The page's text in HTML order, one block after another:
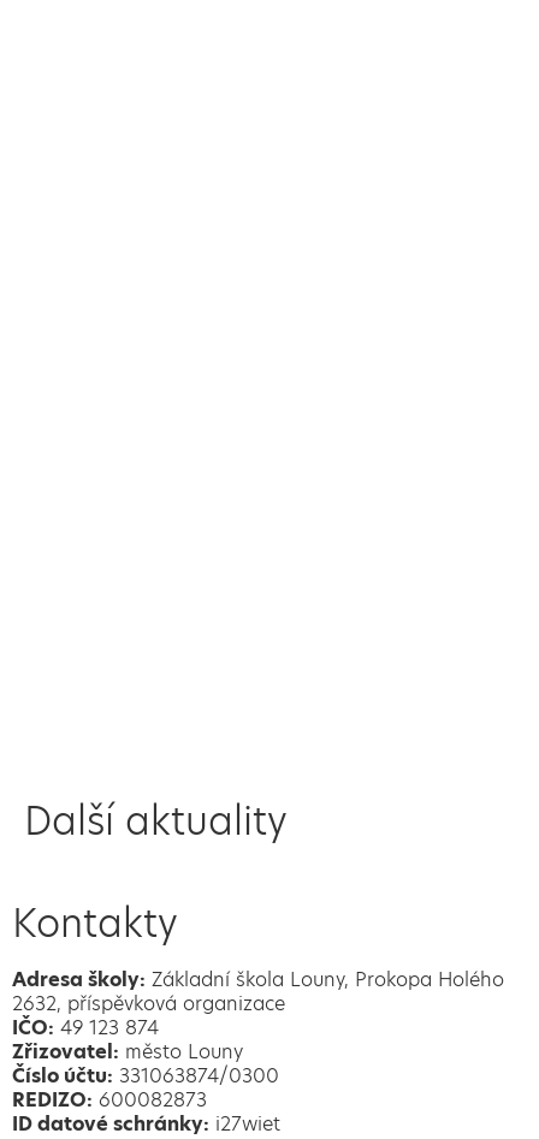
Další aktuality
Kontakty
Adresa školy: Základní škola Louny, Prokopa Holého
2632, příspěvková organizace
IČO: 49 123 874
Zřizovatel: město Louny
Číslo účtu: 331063874/0300
REDIZO: 600082873
ID datové schránky: i27wiet